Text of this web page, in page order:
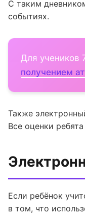
С таким
событиях.
Для учеников
получением
Также
Все оценки
Если ребёнок
в том, что